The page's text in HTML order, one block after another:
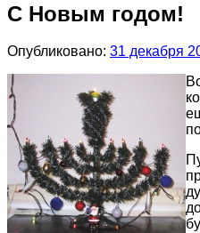
С Новым годом!
Опубликовано: 31 декабря